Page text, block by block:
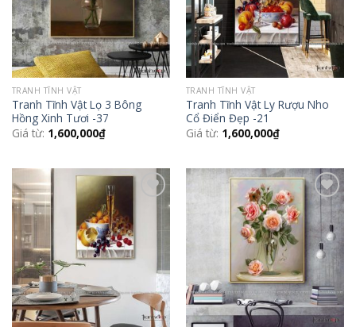
TRANH TĨNH VẬT
Tranh Tĩnh Vật Lọ 3 Bông
Hồng Xinh Tươi -37
Giá từ: 1,600,000₫
TRANH TĨNH VẬT
Tranh Tĩnh Vật Ly Rượu Nho
Cổ Điển Đẹp -21
Giá từ: 1,600,000₫
Wishlist
Add to
Wishlist